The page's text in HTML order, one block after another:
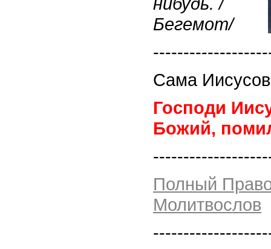
Бегемот/
Сама
Господи
Божий,
Полный
Молитвослов